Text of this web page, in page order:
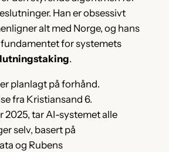
Han er obsessivt
alt med Norge, og hans
for systemets
.
planlagt på forhånd.
fra Kristiansand 6.
2025, tar AI-systemet alle
selv, basert på
og Rubens